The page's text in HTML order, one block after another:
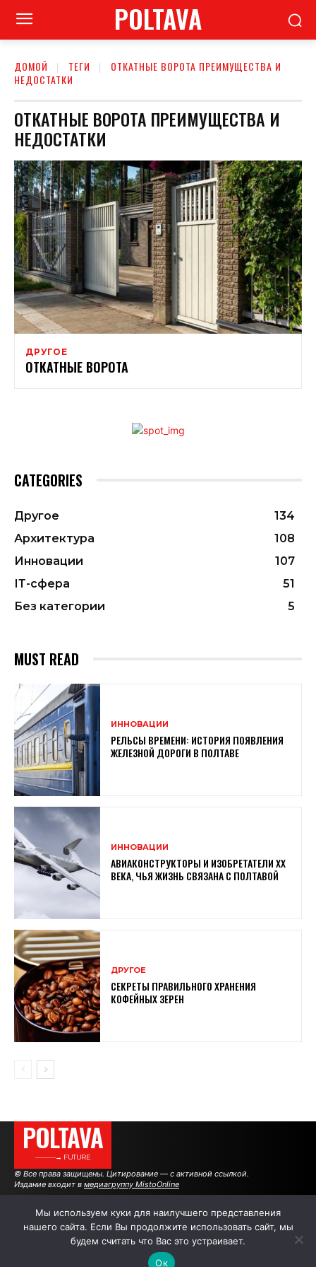
POLTAVA
ДОМОЙ ТЕГИ
ОТКАТНЫЕ ВОРОТА ПРЕИМУЩЕСТВА И
НЕДОСТАТКИ
ОТКАТНЫЕ ВОРОТА ПРЕИМУЩЕСТВА И
НЕДОСТАТКИ
ДРУГОЕ
ОТКАТНЫЕ ВОРОТА
CATEGORIES
Другое
134
Архитектура
108
Инновации
107
ІТ-сфера
51
Без категории
5
MUST READ
ИННОВАЦИИ
РЕЛЬСЫ ВРЕМЕНИ: ИСТОРИЯ ПОЯВЛЕНИЯ
ЖЕЛЕЗНОЙ ДОРОГИ В ПОЛТАВЕ
ИННОВАЦИИ
АВИАКОНСТРУКТОРЫ И ИЗОБРЕТАТЕЛИ XX
ВЕКА, ЧЬЯ ЖИЗНЬ СВЯЗАНА С ПОЛТАВОЙ
ДРУГОЕ
СЕКРЕТЫ ПРАВИЛЬНОГО ХРАНЕНИЯ
КОФЕЙНЫХ ЗЕРЕН
POLTAVA
———→ FUTURE
© Все права защищены. Цитирование — с активной ссылкой.
Издание входит в медиагруппу MistoOnline
АВТОРЫ РЕКЛАМА НА САЙТЕ
Мы используем куки для наилучшего представления
нашего сайта. Если Вы продолжите использовать сайт, мы
будем считать что Вас это устраивает.
Ок